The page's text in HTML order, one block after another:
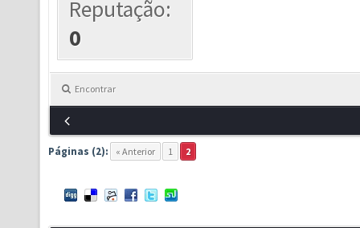
Reputação:
0
Encontrar
Páginas (2): « Anterior 1 2